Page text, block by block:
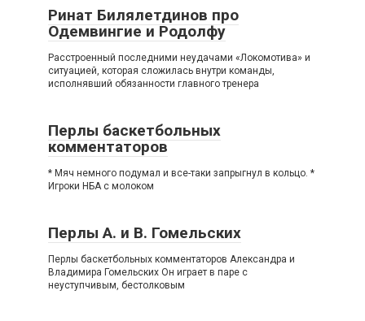
Ринат Билялетдинов про
Одемвингие и Родолфу
Расстроенный последними неудачами «Локомотива» и
ситуацией, которая сложилась внутри команды,
исполнявший обязанности главного тренера
Перлы баскетбольных
комментаторов
* Мяч немного подумал и все-таки запрыгнул в кольцо. *
Игроки НБА с молоком
Перлы А. и В. Гомельских
Перлы баскетбольных комментаторов Александра и
Владимира Гомельских Он играет в паре с
неуступчивым, бестолковым